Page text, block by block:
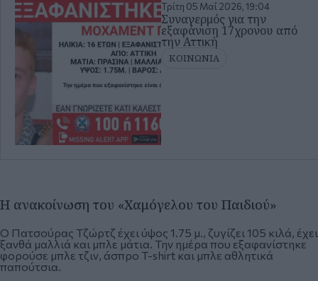
Τρίτη 05 Μαΐ 2026, 19:04
Συναγερμός για την
εξαφάνιση 17χρονου από
την Αττική
ΚΟΙΝΩΝΙΑ
H ανακοίνωση του «Χαμόγελου του Παιδιού»
Ο Πατσούρας Τζώρτζ έχει ύψος 1.75 μ., ζυγίζει 105 κιλά, έχει
ξανθά μαλλιά και μπλε μάτια. Την ημέρα που εξαφανίστηκε
φορούσε μπλε τζιν, άσπρο T-shirt και μπλε αθλητικά
παπούτσια.